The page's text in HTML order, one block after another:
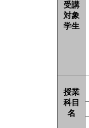
受講
対象
学生
授業
科目
名